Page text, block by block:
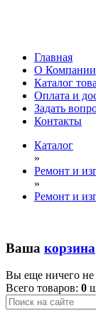
Главная
О Компании
Каталог
Оплата и
Задать
Контакты
Каталог
»
Ремонт и
»
Ремонт и
Ваша корзина
Вы еще ничего не
Всего товаров: 0